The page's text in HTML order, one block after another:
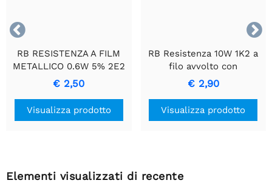


RB RESISTENZA A FILM
METALLICO 0.6W 5% 2E2
- Resistenza di Precisione
Durevole
€ 2,50
Visualizza prodotto
RB Resistenza 10W 1K2 a
filo avvolto con
rivestimento in ceramica
€ 2,90
Visualizza prodotto
Elementi visualizzati di recente